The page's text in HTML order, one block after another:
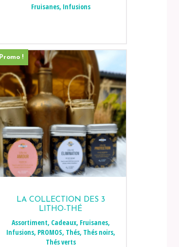
Fruisanes, Infusions
Promo !
LA COLLECTION DES 3
LITHO-THÉ
Assortiment, Cadeaux, Fruisanes,
Infusions, PROMOS, Thés, Thés noirs,
Thés verts